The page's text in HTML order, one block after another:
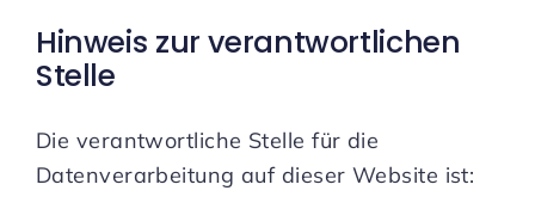
Hinweis zur verantwortlichen
Stelle
Die verantwortliche Stelle für die
Datenverarbeitung auf dieser Website ist: